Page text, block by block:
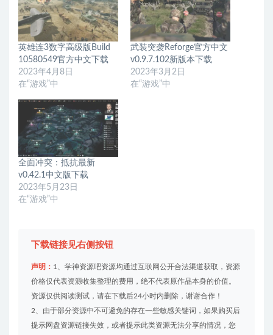
英雄连3数字高级版Build
10580549官方中文下载
2023年4月8日
在“游戏”中
武装突袭Reforge官方中文
v0.9.7.102新版本下载
2023年3月2日
在“游戏”中
全面冲突：抵抗最新
v0.42.1中文版下载
2023年5月23日
在“游戏”中
下载链接见右侧按钮
声明： 1、学神资源吧资源均通过互联网公开合法渠道获取，资源
价格仅代表资源收集整理的费用，绝不代表原作品本身的价值。
资源仅供阅读测试，请在下载后24小时内删除，谢谢合作！
2、由于部分资源中不可避免的存在一些敏感关键词，如果购买后
提示网盘资源链接失效，或者提示此类资源无法分享的情况，您